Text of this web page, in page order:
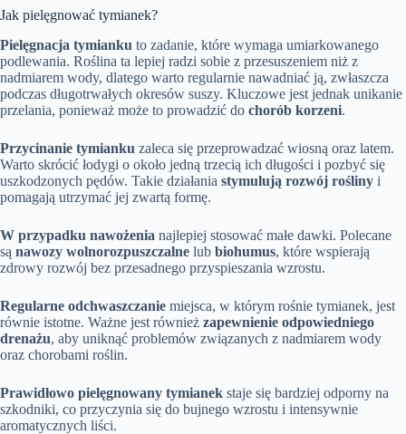
Jak pielęgnować tymianek?
Pielęgnacja tymianku to zadanie, które wymaga umiarkowanego
podlewania. Roślina ta lepiej radzi sobie z przesuszeniem niż z
nadmiarem wody, dlatego warto regularnie nawadniać ją, zwłaszcza
podczas długotrwałych okresów suszy. Kluczowe jest jednak unikanie
przelania, ponieważ może to prowadzić do chorób korzeni.
Przycinanie tymianku zaleca się przeprowadzać wiosną oraz latem.
Warto skrócić łodygi o około jedną trzecią ich długości i pozbyć się
uszkodzonych pędów. Takie działania stymulują rozwój rośliny i
pomagają utrzymać jej zwartą formę.
W przypadku nawożenia najlepiej stosować małe dawki. Polecane
są nawozy wolnorozpuszczalne lub biohumus, które wspierają
zdrowy rozwój bez przesadnego przyspieszania wzrostu.
Regularne odchwaszczanie miejsca, w którym rośnie tymianek, jest
równie istotne. Ważne jest również zapewnienie odpowiedniego
drenażu, aby uniknąć problemów związanych z nadmiarem wody
oraz chorobami roślin.
Prawidłowo pielęgnowany tymianek staje się bardziej odporny na
szkodniki, co przyczynia się do bujnego wzrostu i intensywnie
aromatycznych liści.